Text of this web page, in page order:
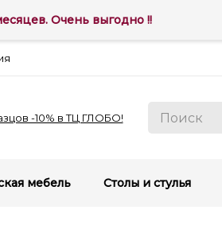
-10% в ТЦ ГЛОБО!
мебель Столы и стулья
Очень выгодно !!